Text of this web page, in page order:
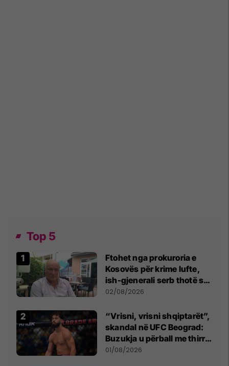
Top 5
Ftohet nga prokuroria e
Kosovës për krime lufte,
ish-gjenerali serb thotë se
dikush e tradhtoi në
02/08/2026
“Vrisni, vrisni shqiptarët”,
skandal në UFC Beograd:
Buzukja u përball me thirrje
anti-shqiptare nga
01/08/2026